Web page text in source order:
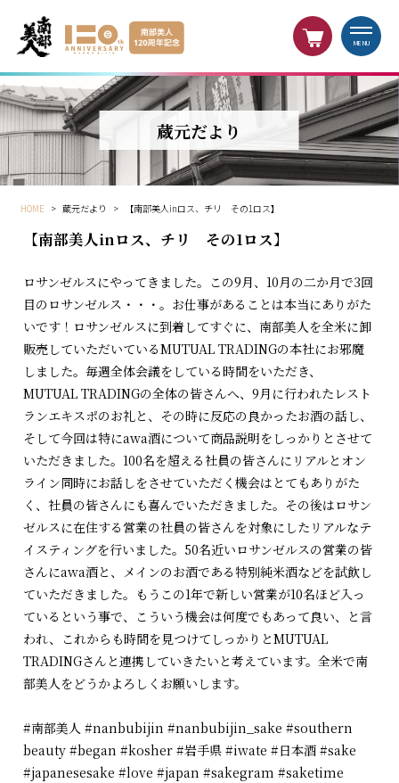
MENU
蔵元だより
HOME > 蔵元だより > 【南部美人inロス、チリ その1ロス】
【南部美人inロス、チリ その1ロス】
ロサンゼルスにやってきました。この9月、10月の二か月で3回
目のロサンゼルス・・・。お仕事があることは本当にありがた
いです！ロサンゼルスに到着してすぐに、南部美人を全米に卸
販売していただいているMUTUAL TRADINGの本社にお邪魔
しました。毎週全体会議をしている時間をいただき、
MUTUAL TRADINGの全体の皆さんへ、9月に行われたレスト
ランエキスポのお礼と、その時に反応の良かったお酒の話し、
そして今回は特にawa酒について商品説明をしっかりとさせて
いただきました。100名を超える社員の皆さんにリアルとオン
ライン同時にお話しをさせていただく機会はとてもありがた
く、社員の皆さんにも喜んでいただきました。その後はロサン
ゼルスに在住する営業の社員の皆さんを対象にしたリアルなテ
イスティングを行いました。50名近いロサンゼルスの営業の皆
さんにawa酒と、メインのお酒である特別純米酒などを試飲し
ていただきました。もうこの1年で新しい営業が10名ほど入っ
ているという事で、こういう機会は何度でもあって良い、と言
われ、これからも時間を見つけてしっかりとMUTUAL
TRADINGさんと連携していきたいと考えています。全米で南
部美人をどうかよろしくお願いします。
#南部美人 #nanbubijin #nanbubijin_sake #southern
beauty #began #kosher #岩手県 #iwate #日本酒 #sake
#japanesesake #love #japan #sakegram #saketime